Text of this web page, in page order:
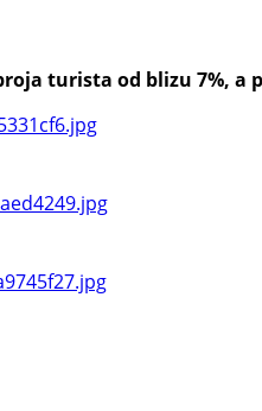
turista od blizu 7%,